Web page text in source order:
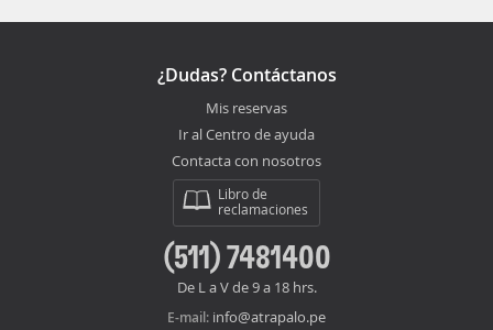
¿Dudas? Contáctanos
Mis reservas
Ir al Centro de ayuda
Contacta con nosotros
Libro de
reclamaciones
(511) 7481400
De L a V de 9 a 18 hrs.
E-mail: info@atrapalo.pe